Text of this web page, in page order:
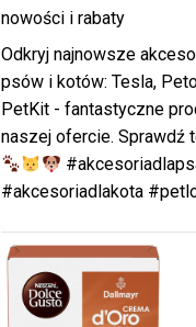
nowości i rabaty
Odkryj najnowsze
psów i kotów: Tesla,
PetKit - fantastyczne
naszej ofercie. Sprawdź
#akcesoriadlakota